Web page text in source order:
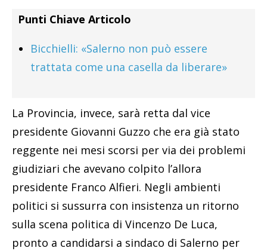
Punti Chiave Articolo
Bicchielli: «Salerno non può essere
trattata come una casella da liberare»
La Provincia, invece, sarà retta dal vice
presidente Giovanni Guzzo che era già stato
reggente nei mesi scorsi per via dei problemi
giudiziari che avevano colpito l’allora
presidente Franco Alfieri. Negli ambienti
politici si sussurra con insistenza un ritorno
sulla scena politica di Vincenzo De Luca,
pronto a candidarsi a sindaco di Salerno per